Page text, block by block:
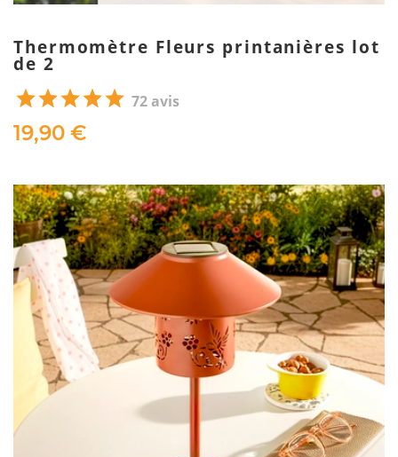
Thermomètre Fleurs printanières lot
de 2
72 avis
19,90 €